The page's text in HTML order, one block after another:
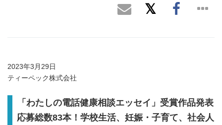
2023年3月29日
ティーペック株式会社
「わたしの電話健康相談エッセイ」受賞作品発表
応募総数83本！学校生活、妊娠・子育て、社会人